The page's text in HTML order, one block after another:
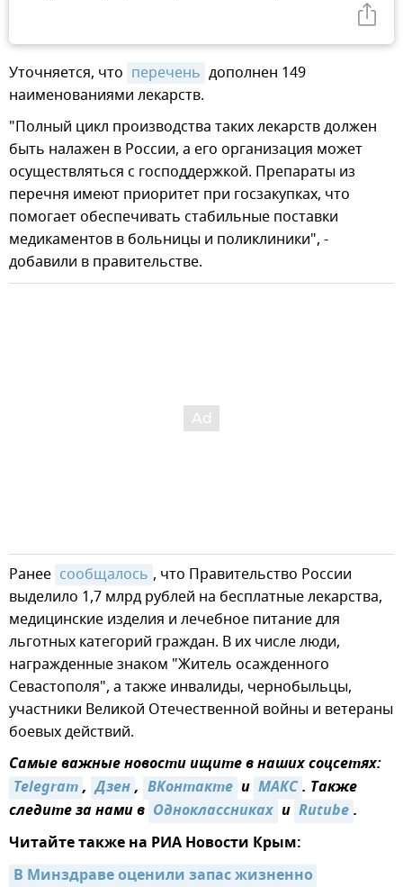
Уточняется, что перечень дополнен 149
наименованиями лекарств.
"Полный цикл производства таких лекарств должен
быть налажен в России, а его организация может
осуществляться с господдержкой. Препараты из
перечня имеют приоритет при госзакупках, что
помогает обеспечивать стабильные поставки
медикаментов в больницы и поликлиники", -
добавили в правительстве.
Ранее сообщалось , что Правительство России
выделило 1,7 млрд рублей на бесплатные лекарства,
медицинские изделия и лечебное питание для
льготных категорий граждан. В их числе люди,
награжденные знаком "Житель осажденного
Севастополя", а также инвалиды, чернобыльцы,
участники Великой Отечественной войны и ветераны
боевых действий.
Самые важные новости ищите в наших соцсетях:
Telegram, Дзен, ВКонтакте и MAКС. Также
следите за нами в Одноклассниках и Rutube.
Читайте также на РИА Новости Крым:
В Минздраве оценили запас жизненно